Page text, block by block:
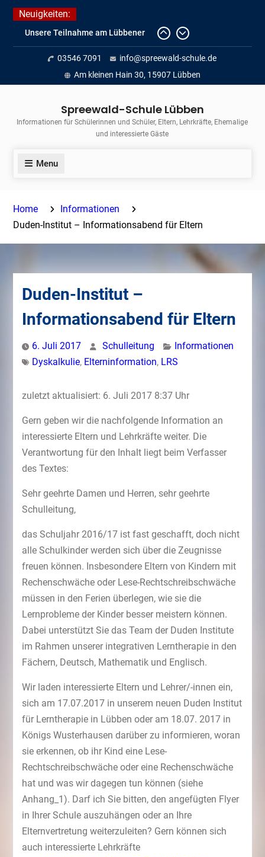
Skip
content
Neuigkeiten:
Fortführung des verkürzten
Unterrichts aufgrund der hohen
Temperaturen (22.06. bis
voraussichtlich zum 26.06.2026)
Journalismus hautnah
Insellauf 2026
03546 7091
info@spreewald-schule.de
Am kleinen Hain 30, 15907 Lübben
Spreewald-Schule Lübben
Informationen für Schülerinnen und Schüler, Eltern, Lehrkräfte, Ehemalige
und interessierte Gäste
Menu
Home
Informationen
Duden-Institut – Informationsabend für Eltern
Duden-Institut –
Informationsabend für Eltern
6. Juli 2017 Schulleitung
Informationen
Dyskalkulie, Elterninformation, LRS
zuletzt aktualisiert: 6. Juli 2017 8:37 Uhr
Gern geben wir die nachfolgende Information an
interessierte Eltern und Lehrkräfte weiter. Die
Verantwortung für den Inhalt liegt beim Verfasser
des Textes:
Sehr geehrte Damen und Herren, sehr geehrte
Schulleitung,
das Schuljahr 2016/17 ist fast geschafft, doch nicht
alle Schulkinder werden sich über die Zeugnisse
freuen können. Insbesondere Eltern von Kindern mit
Rechenschwäche oder Lese-Rechtschreibschwäche
müssen in den Ferien überlegen, wie sie die
Lernprobleme der Kinder besser meistern können.
Dabei unterstützt Sie das Team der Duden Institute
im Rahmen unserer integrativen Lerntherapie in den
Fächern, Deutsch, Mathematik und Englisch.
Wir laden interessierte Eltern und Lehrer/-innen ein,
sich am 17.07.2017 in unserem neuen Duden Institut
für Lerntherapie in Lübben oder am 18.07. 2017 in
Königs Wusterhausen darüber zu informieren, woran
sie erkennen, ob ihr Kind eine Lese-
Rechtschreibschwäche oder eine Rechenschwäche
hat und was wir dagegen tun können (siehe
Anhang_1). Darf ich Sie bitten, den angefügten Flyer
in Ihrer Schule auszuhängen oder an Ihre
Elternvertretung weiterzuleiten? Gern können sich
auch interessierte Lehrkräfte